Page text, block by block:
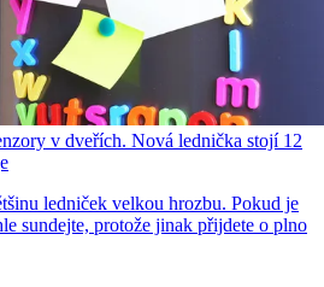
v dveřích. Nová lednička stojí 12
ledniček velkou hrozbu. Pokud je
sundejte, protože jinak přijdete o plno